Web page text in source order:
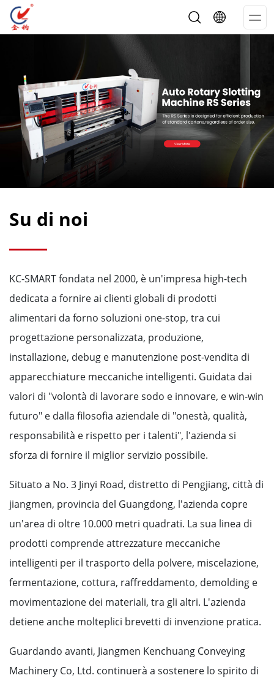
Su di noi
KC-SMART fondata nel 2000, è un'impresa high-tech
dedicata a fornire ai clienti globali di prodotti
alimentari da forno soluzioni one-stop, tra cui
progettazione personalizzata, produzione,
installazione, debug e manutenzione post-vendita di
apparecchiature meccaniche intelligenti. Guidata dai
valori di "volontà di lavorare sodo e innovare, e win-win
futuro" e dalla filosofia aziendale di "onestà, qualità,
responsabilità e rispetto per i talenti", l'azienda si
sforza di fornire il miglior servizio possibile.
Situato a No. 3 Jinyi Road, distretto di Pengjiang, città di
jiangmen, provincia del Guangdong, l'azienda copre
un'area di oltre 10.000 metri quadrati. La sua linea di
prodotti comprende attrezzature meccaniche
intelligenti per il trasporto della polvere, miscelazione,
fermentazione, cottura, raffreddamento, demolding e
movimentazione dei materiali, tra gli altri. L'azienda
detiene anche molteplici brevetti di invenzione pratica.
Guardando avanti, Jiangmen Kenchuang Conveying
Machinery Co, Ltd. continuerà a sostenere lo spirito di